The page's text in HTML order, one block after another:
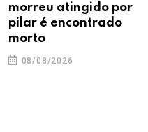
morreu atingido por
pilar é encontrado
morto
08/08/2026